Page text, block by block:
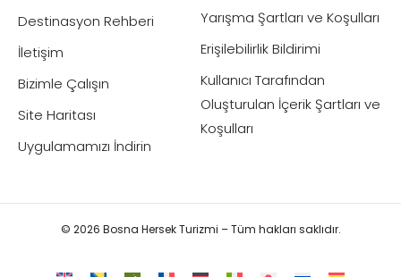
Destinasyon Rehberi
İletişim
Bizimle Çalışın
Site Haritası
Uygulamamızı İndirin
Yarışma Şartları ve Koşulları
Erişilebilirlik Bildirimi
Kullanıcı Tarafından
Oluşturulan İçerik Şartları ve
Koşulları
© 2026 Bosna Hersek Turizmi – Tüm hakları saklıdır.